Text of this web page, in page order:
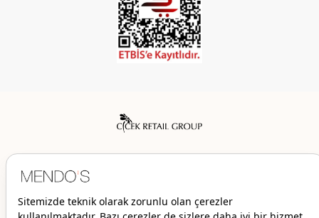
© 2026 Mendo’s | Her hakkı saklıdır.